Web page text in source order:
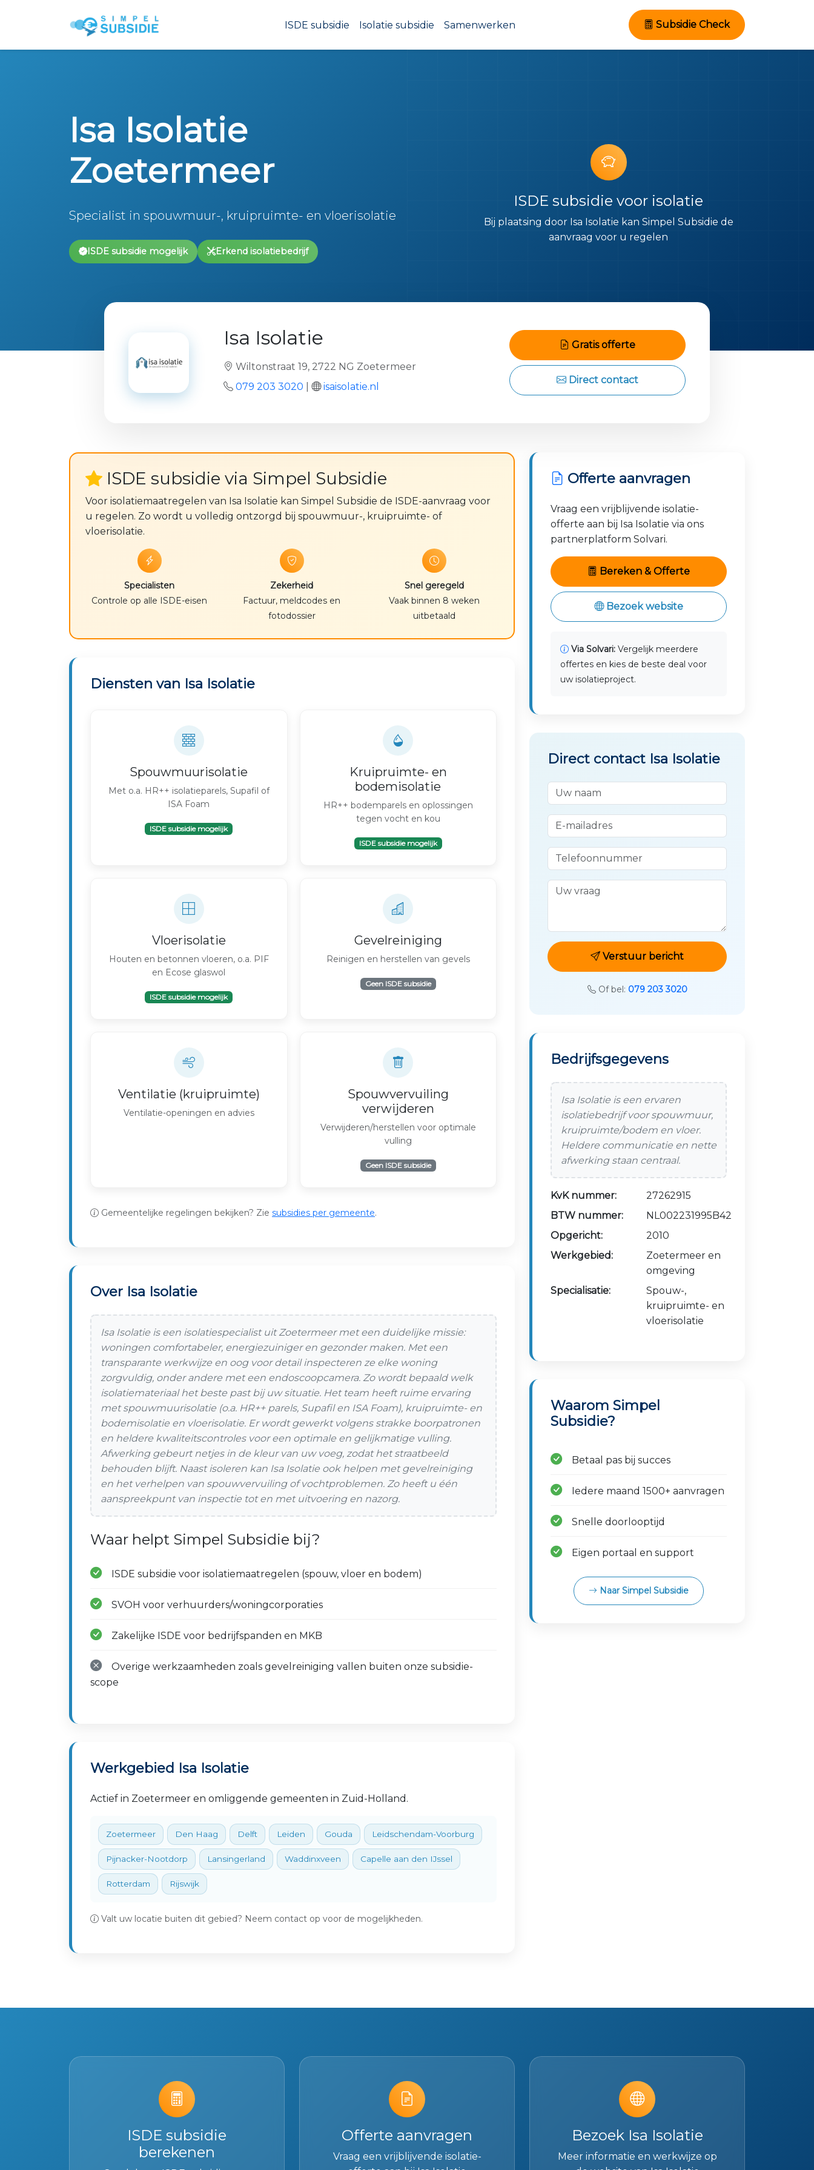
ISDE subsidie Isolatie subsidie Samenwerken Subsidie Check
Isa Isolatie
Zoetermeer
Specialist in spouwmuur-, kruipruimte- en vloerisolatie
ISDE subsidie mogelijk Erkend isolatiebedrijf
ISDE subsidie voor isolatie
Bij plaatsing door Isa Isolatie kan Simpel Subsidie de
aanvraag voor u regelen
Isa Isolatie
Wiltonstraat 19, 2722 NG Zoetermeer
079 203 3020 | isaisolatie.nl
Gratis offerte
Direct contact
ISDE subsidie via Simpel Subsidie
Voor isolatiemaatregelen van Isa Isolatie kan Simpel Subsidie de ISDE-aanvraag voor
u regelen. Zo wordt u volledig ontzorgd bij spouwmuur-, kruipruimte- of
vloerisolatie.
Specialisten
Controle op alle ISDE-eisen
Zekerheid
Factuur, meldcodes en
fotodossier
Snel geregeld
Vaak binnen 8 weken
uitbetaald
Diensten van Isa Isolatie
Spouwmuurisolatie
Met o.a. HR++ isolatieparels, Supafil of
ISA Foam
ISDE subsidie mogelijk
Kruipruimte- en
bodemisolatie
HR++ bodemparels en oplossingen
tegen vocht en kou
ISDE subsidie mogelijk
Vloerisolatie
Houten en betonnen vloeren, o.a. PIF
en Ecose glaswol
ISDE subsidie mogelijk
Gevelreiniging
Reinigen en herstellen van gevels
Geen ISDE subsidie
Ventilatie (kruipruimte)
Ventilatie-openingen en advies
Spouwvervuiling
verwijderen
Verwijderen/herstellen voor optimale
vulling
Geen ISDE subsidie
Gemeentelijke regelingen bekijken? Zie subsidies per gemeente.
Over Isa Isolatie
Isa Isolatie is een isolatiespecialist uit Zoetermeer met een duidelijke missie:
woningen comfortabeler, energiezuiniger en gezonder maken. Met een
transparante werkwijze en oog voor detail inspecteren ze elke woning
zorgvuldig, onder andere met een endoscoopcamera. Zo wordt bepaald welk
isolatiemateriaal het beste past bij uw situatie. Het team heeft ruime ervaring
met spouwmuurisolatie (o.a. HR++ parels, Supafil en ISA Foam), kruipruimte- en
bodemisolatie en vloerisolatie. Er wordt gewerkt volgens strakke boorpatronen
en heldere kwaliteitscontroles voor een optimale en gelijkmatige vulling.
Afwerking gebeurt netjes in de kleur van uw voeg, zodat het straatbeeld
behouden blijft. Naast isoleren kan Isa Isolatie ook helpen met gevelreiniging
en het verhelpen van spouwvervuiling of vochtproblemen. Zo heeft u één
aanspreekpunt van inspectie tot en met uitvoering en nazorg.
Waar helpt Simpel Subsidie bij?
ISDE subsidie voor isolatiemaatregelen (spouw, vloer en bodem)
SVOH voor verhuurders/woningcorporaties
Zakelijke ISDE voor bedrijfspanden en MKB
Overige werkzaamheden zoals gevelreiniging vallen buiten onze subsidie-
scope
Werkgebied Isa Isolatie
Actief in Zoetermeer en omliggende gemeenten in Zuid-Holland.
Zoetermeer Den Haag Delft Leiden Gouda Leidschendam-Voorburg
Pijnacker-Nootdorp Lansingerland Waddinxveen Capelle aan den IJssel
Rotterdam Rijswijk
Valt uw locatie buiten dit gebied? Neem contact op voor de mogelijkheden.
Offerte aanvragen
Vraag een vrijblijvende isolatie-
offerte aan bij Isa Isolatie via ons
partnerplatform Solvari.
Bereken & Offerte
Bezoek website
Via Solvari: Vergelijk meerdere
offertes en kies de beste deal voor
uw isolatieproject.
Direct contact Isa Isolatie
Uw naam
E-mailadres
Telefoonnummer
Uw vraag
Verstuur bericht
Of bel: 079 203 3020
Bedrijfsgegevens
Isa Isolatie is een ervaren
isolatiebedrijf voor spouwmuur,
kruipruimte/bodem en vloer.
Heldere communicatie en nette
afwerking staan centraal.
KvK nummer:
27262915
BTW nummer:
NL002231995B42
Opgericht:
2010
Werkgebied:
Zoetermeer en
omgeving
Specialisatie:
Spouw-,
kruipruimte- en
vloerisolatie
Waarom Simpel
Subsidie?
Betaal pas bij succes
Iedere maand 1500+ aanvragen
Snelle doorlooptijd
Eigen portaal en support
Naar Simpel Subsidie
ISDE subsidie
berekenen
Offerte aanvragen
Vraag een vrijblijvende isolatie-
Bezoek Isa Isolatie
Meer informatie en werkwijze op